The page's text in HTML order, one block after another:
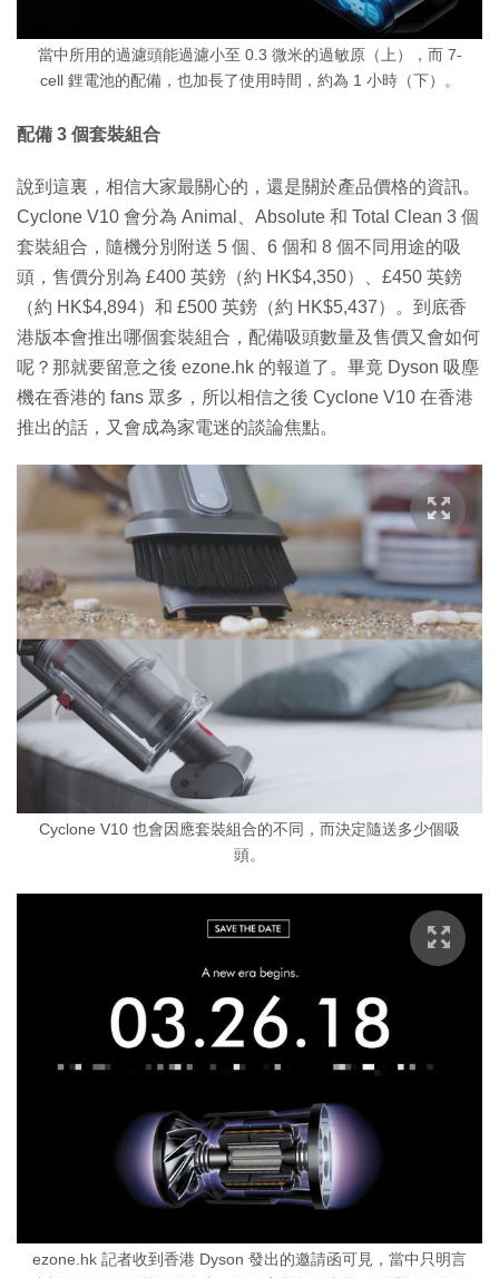
當中所用的過濾頭能過濾小至 0.3 微米的過敏原（上），而 7-
cell 鋰電池的配備，也加長了使用時間，約為 1 小時（下）。
配備 3 個套裝組合
說到這裏，相信大家最關心的，還是關於產品價格的資訊。
Cyclone V10 會分為 Animal、Absolute 和 Total Clean 3 個
套裝組合，隨機分別附送 5 個、6 個和 8 個不同用途的吸
頭，售價分別為 £400 英鎊（約 HK$4,350）、£450 英鎊
（約 HK$4,894）和 £500 英鎊（約 HK$5,437）。到底香
港版本會推出哪個套裝組合，配備吸頭數量及售價又會如何
呢？那就要留意之後 ezone.hk 的報道了。畢竟 Dyson 吸塵
機在香港的 fans 眾多，所以相信之後 Cyclone V10 在香港
推出的話，又會成為家電迷的談論焦點。
Cyclone V10 也會因應套裝組合的不同，而決定隨送多少個吸
頭。
ezone.hk 記者收到香港 Dyson 發出的邀請函可見，當中只明言